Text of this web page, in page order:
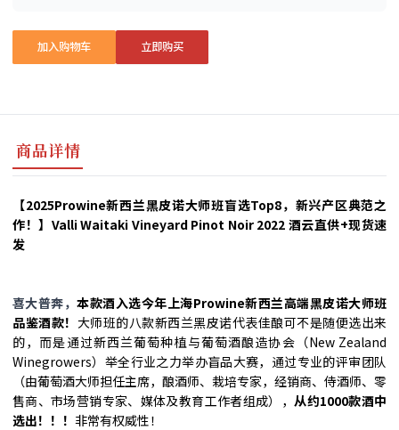
加入购物车 立即购买
商品详情
【2025Prowine新西兰黑皮诺大师班盲选Top8，新兴产区典范之
作！】Valli Waitaki Vineyard Pinot Noir 2022 酒云直供+现货速
发
喜大普奔，本款酒入选今年上海Prowine新西兰高端黑皮诺大师班
品鉴酒款！ 大师班的八款新西兰黑皮诺代表佳酿可不是随便选出来
的，而是通过新西兰葡萄种植与葡萄酒酿造协会（New Zealand
Winegrowers）举全行业之力举办盲品大赛，通过专业的评审团队
（由葡萄酒大师担任主席，酿酒师、栽培专家，经销商、侍酒师、零
售商、市场营销专家、媒体及教育工作者组成）， 从约1000款酒中
选出！！！ 非常有权威性！